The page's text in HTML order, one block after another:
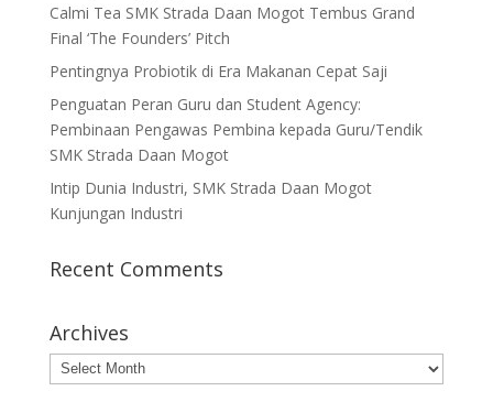
Calmi Tea SMK Strada Daan Mogot Tembus Grand
Final ‘The Founders’ Pitch
Pentingnya Probiotik di Era Makanan Cepat Saji
Penguatan Peran Guru dan Student Agency:
Pembinaan Pengawas Pembina kepada Guru/Tendik
SMK Strada Daan Mogot
Intip Dunia Industri, SMK Strada Daan Mogot
Kunjungan Industri
Recent Comments
Archives
Archives